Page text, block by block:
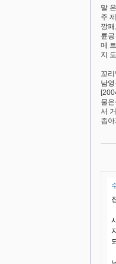
말
주
깡
륜
메
지
꼬
남
물
서
좁